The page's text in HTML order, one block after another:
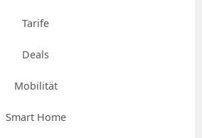
Tarife
Deals
Mobilität
Smart Home